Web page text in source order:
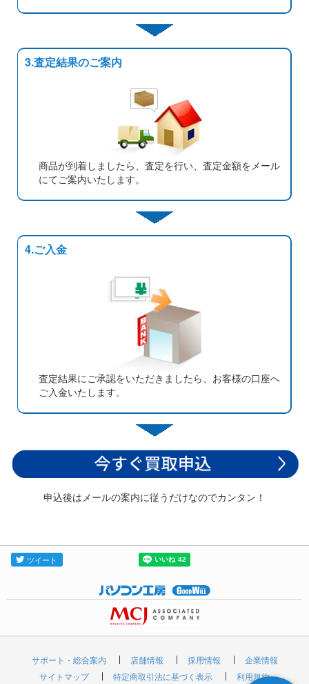
3.査定結果のご案内
商品が到着しましたら、査定を行い、査定金額をメール
にてご案内いたします。
4.ご入金
査定結果にご承認をいただきましたら、お客様の口座へ
ご入金いたします。
申込後はメールの案内に従うだけなのでカンタン！
サポート・総合案内 店舗情報 採用情報
企業情報
サイトマップ
特定商取引法に基づく表示 利用規約